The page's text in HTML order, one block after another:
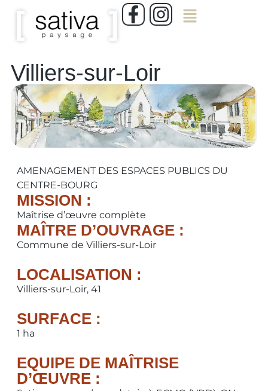
Villiers-sur-Loir
AMENAGEMENT DES ESPACES PUBLICS DU
CENTRE-BOURG
MISSION :
Maîtrise d’œuvre complète
MAÎTRE D’OUVRAGE :
Commune de Villiers-sur-Loir
LOCALISATION :
Villiers-sur-Loir, 41
SURFACE :
1 ha
EQUIPE DE MAÎTRISE
D’ŒUVRE :